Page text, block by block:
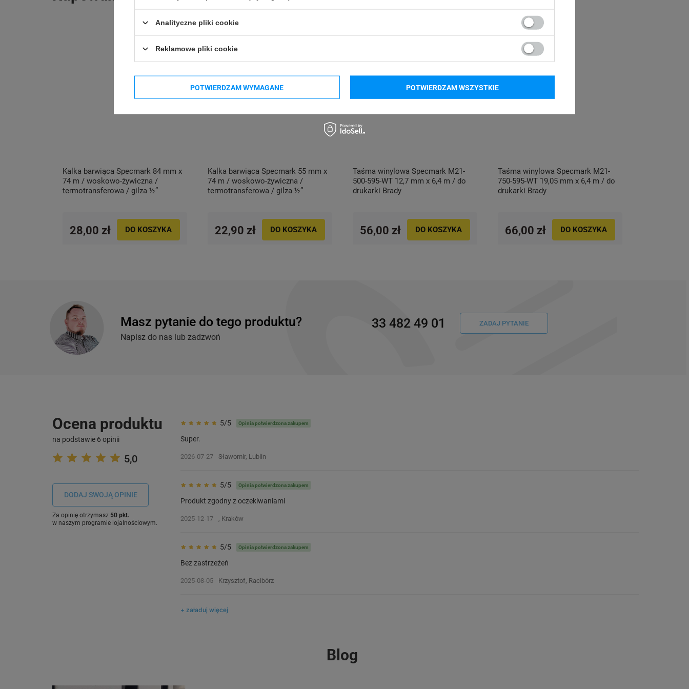
Kalka barwiąca Specmark 84 mm x
74 m / woskowo-żywiczna /
termotransferowa / gilza ½”
28,00 zł DO KOSZYKA
Kalka barwiąca Specmark 55 mm x
74 m / woskowo-żywiczna /
termotransferowa / gilza ½”
22,90 zł DO KOSZYKA
Taśma winylowa Specmark M21-
500-595-WT 12,7 mm x 6,4 m / do
drukarki Brady
56,00 zł DO KOSZYKA
Taśma winylowa Specmark M21-
750-595-WT 19,05 mm x 6,4 m / do
drukarki Brady
66,00 zł DO KOSZYKA
Masz pytanie do tego produktu?
Napisz do nas lub zadzwoń
33 482 49 01 ZADAJ PYTANIE
Ocena produktu
na podstawie 6 opinii
5,0
DODAJ SWOJĄ OPINIE
Za opinię otrzymasz 50 pkt.
w naszym programie lojalnościowym.
5/5 Opinia potwierdzona zakupem
Super.
2026-07-27 Sławomir, Lublin
5/5 Opinia potwierdzona zakupem
Produkt zgodny z oczekiwaniami
2025-12-17 , Kraków
5/5 Opinia potwierdzona zakupem
Bez zastrzeżeń
2025-08-05 Krzysztof, Racibórz
+ załaduj więcej
Blog
Analityczne pliki cookie
Reklamowe pliki cookie
POTWIERDZAM WYMAGANE POTWIERDZAM WSZYSTKIE